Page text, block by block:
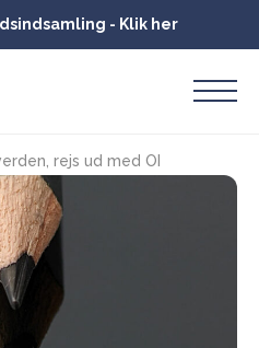
- Klik her
rejs ud med OI